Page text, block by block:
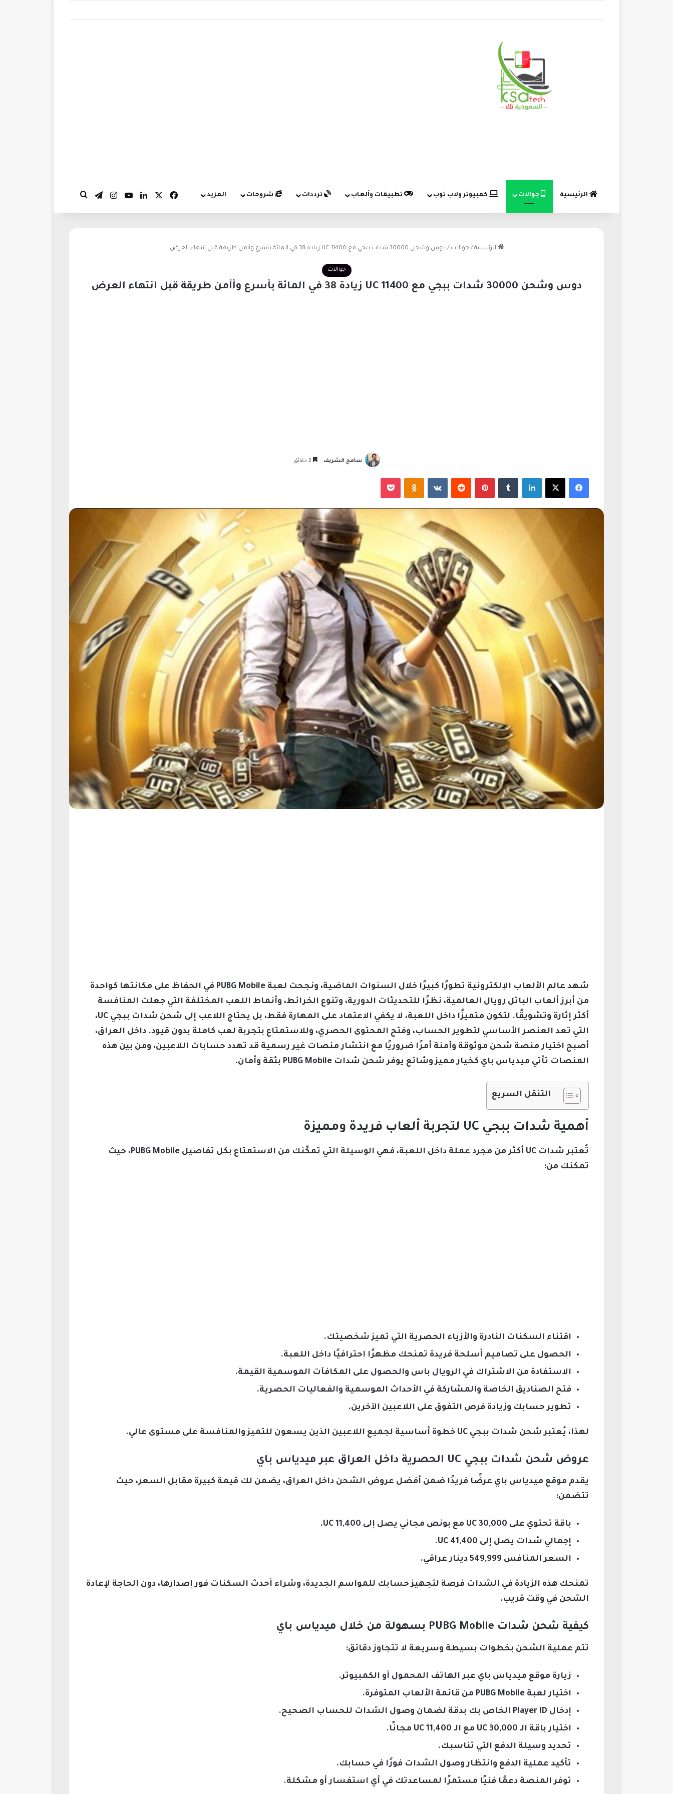
الرئيسية جوالات كمبيوتر ولاب توب تطبيقات وألعاب ترددات شروحات المزيد فيسبوك لينكدإن‫YouTubeانستقرام
تيلقرام
الرئيسية / جوالات / دوس وشحن 30000 شدات ببجي مع 11400 UC زيادة 38 في المائة بأسرع وأأمن طريقة قبل انتهاء العرض
جوالات
دوس وشحن 30000 شدات ببجي مع 11400 UC زيادة 38 في المائة بأسرع وأأمن طريقة قبل انتهاء العرض
سامح الشريف
فيسبوك لينكدإن بينتيريست
شهد عالم الألعاب الإلكترونية تطورًا كبيرًا خلال السنوات الماضية، ونجحت لعبة PUBG Mobile في الحفاظ على مكانتها كواحدة
من أبرز ألعاب الباتل رويال العالمية، نظرًا للتحديثات الدورية، وتنوع الخرائط، وأنماط اللعب المختلفة التي جعلت المنافسة
أكثر إثارة وتشويقًا. لتكون متميزًا داخل اللعبة، لا يكفي الاعتماد على المهارة فقط، بل يحتاج اللاعب إلى شحن شدات ببجي UC،
التي تعد العنصر الأساسي لتطوير الحساب، وفتح المحتوى الحصري، وللاستمتاع بتجربة لعب كاملة بدون قيود. داخل العراق،
أصبح اختيار منصة شحن موثوقة وآمنة أمرًا ضروريًا مع انتشار منصات غير رسمية قد تهدد حسابات اللاعبين، ومن بين هذه
المنصات تأتي ميدياس باي كخيار مميز وشائع يوفر شحن شدات PUBG Mobile بثقة وأمان.
التنقل السريع
أهمية شدات ببجي UC لتجربة ألعاب فريدة ومميزة
تُعتبر شدات UC أكثر من مجرد عملة داخل اللعبة، فهي الوسيلة التي تمكّنك من الاستمتاع بكل تفاصيل PUBG Mobile، حيث
تمكنك من:
اقتناء السكنات النادرة والأزياء الحصرية التي تميز شخصيتك.
الحصول على تصاميم أسلحة فريدة تمنحك مظهرًا احترافيًا داخل اللعبة.
الاستفادة من الاشتراك في الرويال باس والحصول على المكافآت الموسمية القيمة.
فتح الصناديق الخاصة والمشاركة في الأحداث الموسمية والفعاليات الحصرية.
تطوير حسابك وزيادة فرص التفوق على اللاعبين الآخرين.
لهذا، يُعتبر شحن شدات ببجي UC خطوة أساسية لجميع اللاعبين الذين يسعون للتميز والمنافسة على مستوى عالي.
عروض شحن شدات ببجي UC الحصرية داخل العراق عبر ميدياس باي
يقدم موقع ميدياس باي عرضًا فريدًا ضمن أفضل عروض الشحن داخل العراق، يضمن لك قيمة كبيرة مقابل السعر، حيث
تتضمن:
باقة تحتوي على 30,000 UC مع بونص مجاني يصل إلى 11,400 UC.
إجمالي شدات يصل إلى 41,400 UC.
السعر المنافس 549,999 دينار عراقي.
تمنحك هذه الزيادة في الشدات فرصة لتجهيز حسابك للمواسم الجديدة، وشراء أحدث السكنات فور إصدارها، دون الحاجة لإعادة
الشحن في وقت قريب.
كيفية شحن شدات PUBG Mobile بسهولة من خلال ميدياس باي
تتم عملية الشحن بخطوات بسيطة وسريعة لا تتجاوز دقائق:
زيارة موقع ميدياس باي عبر الهاتف المحمول أو الكمبيوتر.
اختيار لعبة PUBG Mobile من قائمة الألعاب المتوفرة.
إدخال Player ID الخاص بك بدقة لضمان وصول الشدات للحساب الصحيح.
اختيار باقة الـ 30,000 UC مع الـ 11,400 UC مجانًا.
تحديد وسيلة الدفع التي تناسبك.
تأكيد عملية الدفع وانتظار وصول الشدات فورًا في حسابك.
توفر المنصة دعمًا فنيًا مستمرًا لمساعدتك في أي استفسار أو مشكلة.